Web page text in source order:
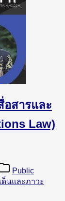
สารและ
Law)
Public
ด็นและภาวะ